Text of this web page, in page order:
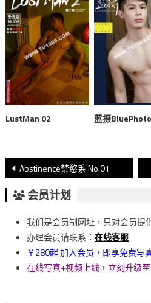
LustMan 02 蓝摄
文
章
導
覽
Abstinence禁慾系 No.01
会员计划
我们是会员制网址，只对会员提
办理会员请联系： 在线客服
￥280起 加入会员，即享免费写
在线写真+视频上线，立刻升级